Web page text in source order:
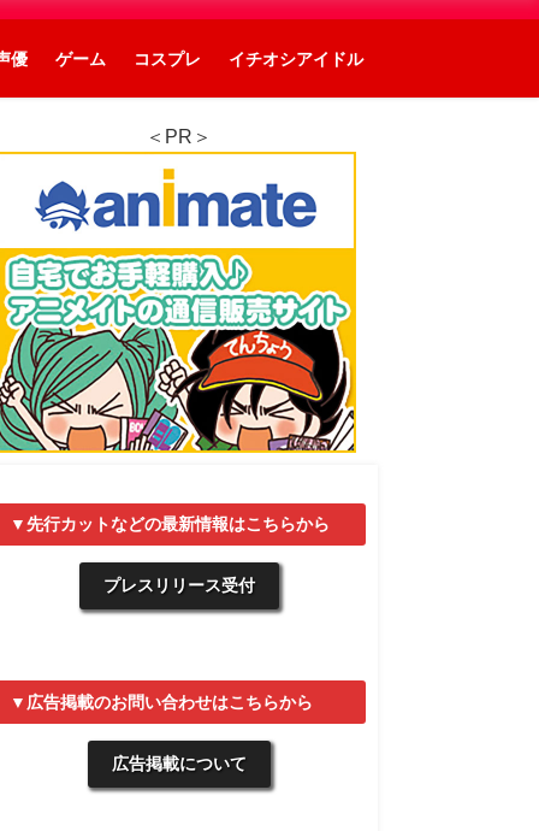
優 ゲーム コスプレ イチオシアイドル
＜PR＞
▼先行カットなどの最新情報はこちらから
プレスリリース受付
▼広告掲載のお問い合わせはこちらから
広告掲載について